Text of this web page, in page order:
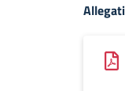
Allegati